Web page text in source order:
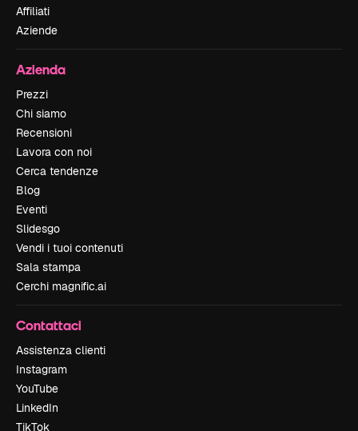
Affiliati
Aziende
Azienda
Prezzi
Chi siamo
Recensioni
Lavora con noi
Cerca tendenze
Blog
Eventi
Slidesgo
Vendi i tuoi contenuti
Sala stampa
Cerchi magnific.ai
Contattaci
Assistenza clienti
Instagram
YouTube
LinkedIn
TikTok